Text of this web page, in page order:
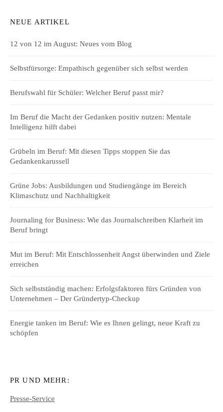
NEUE ARTIKEL
12 von 12 im August: Neues vom Blog
Selbstfürsorge: Empathisch gegenüber sich selbst werden
Berufswahl für Schüler: Welcher Beruf passt mir?
Im Beruf die Macht der Gedanken positiv nutzen: Mentale
Intelligenz hilft dabei
Grübeln im Beruf: Mit diesen Tipps stoppen Sie das
Gedankenkarussell
Grüne Jobs: Ausbildungen und Studiengänge im Bereich
Klimaschutz und Nachhaltigkeit
Journaling for Business: Wie das Journalschreiben Klarheit im
Beruf bringt
Mut im Beruf: Mit Entschlossenheit Angst überwinden und Ziele
erreichen
Sich selbstständig machen: Erfolgsfaktoren fürs Gründen von
Unternehmen – Der Gründertyp-Checkup
Energie tanken im Beruf: Wie es Ihnen gelingt, neue Kraft zu
schöpfen
PR UND MEHR:
Presse-Service